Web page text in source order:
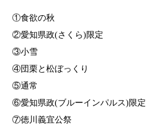
①食欲の秋
②愛知県政(さくら)限定
③小雪
④団栗と松ぼっくり
⑤通常
⑥愛知県政(ブルーインパルス)限定
⑦徳川義宜公祭